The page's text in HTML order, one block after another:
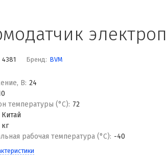
4381 Бренд: BVM
В: 24
температуры (°С): 72
Китай
кг
рабочая температура (°С): -40